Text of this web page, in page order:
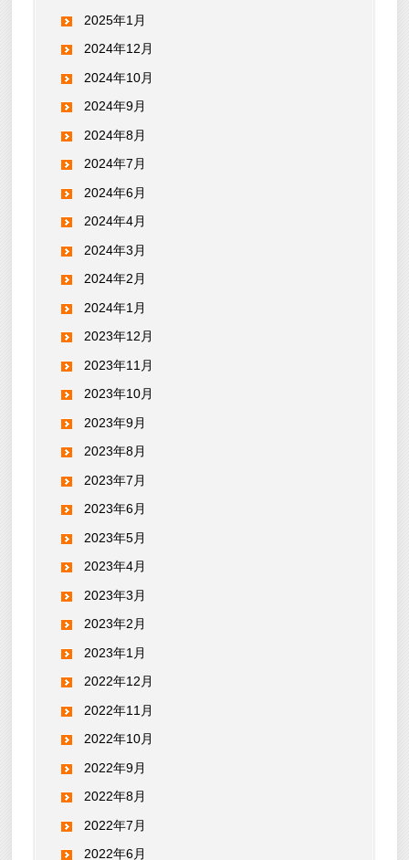
2025年1月
2024年12月
2024年10月
2024年9月
2024年8月
2024年7月
2024年6月
2024年4月
2024年3月
2024年2月
2024年1月
2023年12月
2023年11月
2023年10月
2023年9月
2023年8月
2023年7月
2023年6月
2023年5月
2023年4月
2023年3月
2023年2月
2023年1月
2022年12月
2022年11月
2022年10月
2022年9月
2022年8月
2022年7月
2022年6月